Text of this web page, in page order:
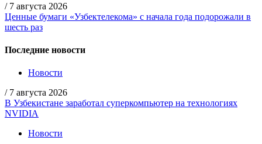
/ 7 августа 2026
Ценные бумаги «Узбектелекома» с начала года подорожали в
шесть раз
Последние новости
Новости
/ 7 августа 2026
В Узбекистане заработал суперкомпьютер на технологиях
NVIDIA
Новости